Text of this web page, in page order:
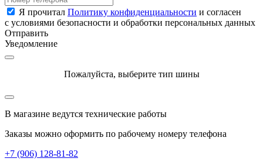
Я прочитал Политику конфиденциальности и согласен
с условиями безопасности и обработки персональных данных
Отправить
Уведомление
Пожалуйста, выберите тип шины
В магазине ведутся технические работы
Заказы можно оформить по рабочему номеру телефона
+7 (906) 128-81-82